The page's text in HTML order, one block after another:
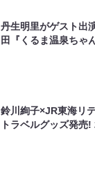
丹生明里がゲスト出
田『くるま温泉ちゃ
鈴川絢子×JR東海リ
トラベルグッズ発売!